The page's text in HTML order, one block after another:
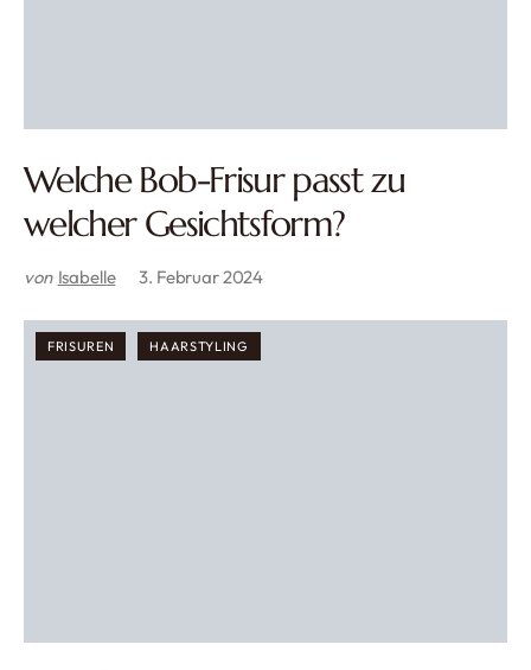
Welche Bob-Frisur passt zu
welcher Gesichtsform?
von Isabelle 3. Februar 2024
FRISUREN HAARSTYLING